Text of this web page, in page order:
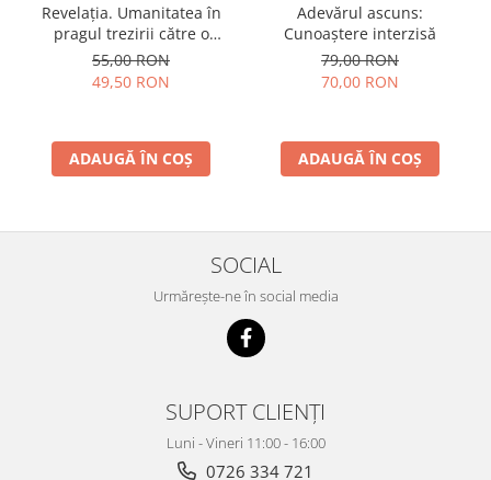
Revelația. Umanitatea în
pragul trezirii către o
conştientizare superioară,
volumul 2
55,00 RON
49,50 RON
ADAUGĂ ÎN COȘ
Adevărul ascuns:
Cunoaștere interzisă
79,00 RON
70,00 RON
ADAUGĂ ÎN COȘ
SOCIAL
Urmărește-ne în social media
SUPORT CLIENȚI
Luni - Vineri 11:00 - 16:00
0726 334 721